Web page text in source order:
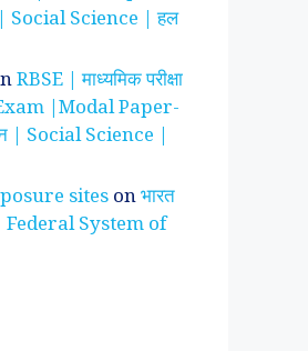
| Social Science | हल
RBSE | माध्यमिक परीक्षा
|Modal Paper-
| Social Science |
sites onभारत
| Federal System of